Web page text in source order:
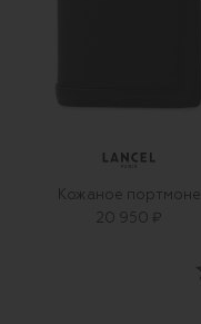
Кожаное портмоне
20 950 ₽